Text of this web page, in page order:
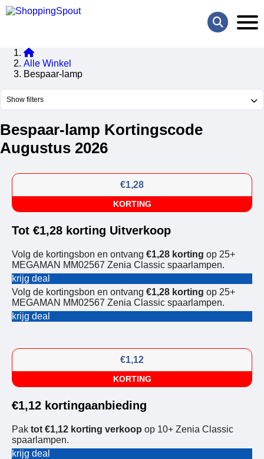
Alle Winkel
Bespaar-lamp
Show filters
Bespaar-lamp Kortingscode
Augustus 2026
€1,28
KORTING
Tot €1,28 korting Uitverkoop
Volg de kortingsbon en ontvang €1,28 korting op 25+
MEGAMAN MM02567 Zenia Classic spaarlampen.
krijg deal
Volg de kortingsbon en ontvang €1,28 korting op 25+
MEGAMAN MM02567 Zenia Classic spaarlampen.
krijg deal
€1,12
KORTING
€1,12 kortingaanbieding
Pak tot €1,12 korting verkoop op 10+ Zenia Classic
spaarlampen.
krijg deal